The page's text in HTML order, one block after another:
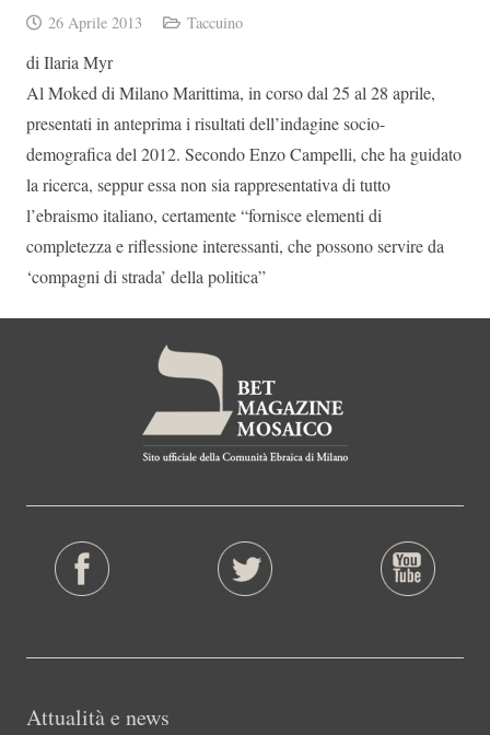
26 Aprile 2013 Taccuino
di Ilaria Myr
Al Moked di Milano Marittima, in corso dal 25 al 28 aprile,
presentati in anteprima i risultati dell’indagine socio-
demografica del 2012. Secondo Enzo Campelli, che ha guidato
la ricerca, seppur essa non sia rappresentativa di tutto
l’ebraismo italiano, certamente “fornisce elementi di
completezza e riflessione interessanti, che possono servire da
‘compagni di strada’ della politica”
Attualità e news